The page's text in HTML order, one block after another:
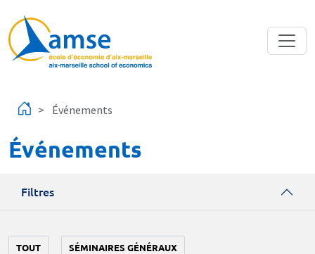
Événements
Événements
Filtres
TOUT SÉMINAIRES GÉNÉRAUX